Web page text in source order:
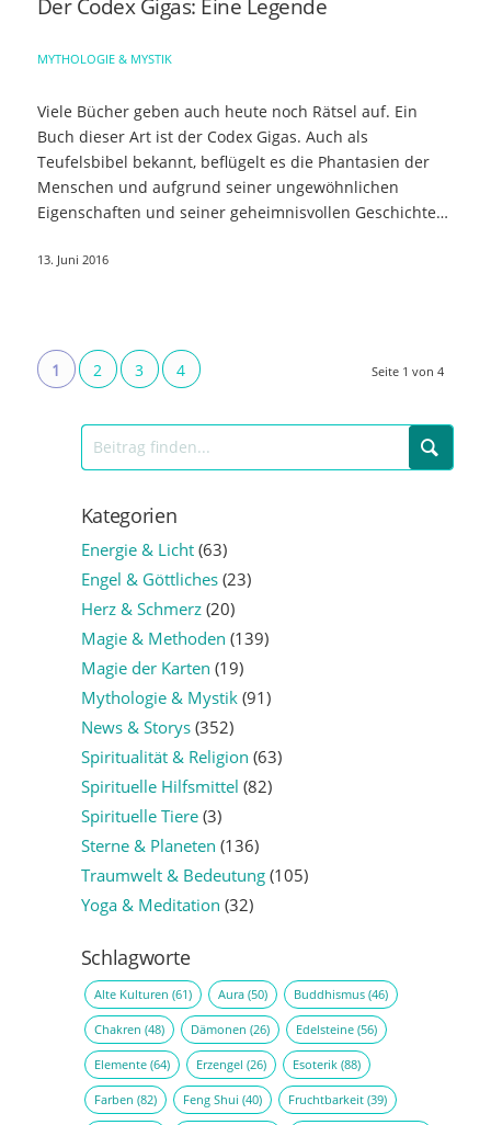
Der Codex Gigas: Eine Legende
MYTHOLOGIE & MYSTIK
Viele Bücher geben auch heute noch Rätsel auf. Ein
Buch dieser Art ist der Codex Gigas. Auch als
Teufelsbibel bekannt, beflügelt es die Phantasien der
Menschen und aufgrund seiner ungewöhnlichen
Eigenschaften und seiner geheimnisvollen Geschichte…
13. Juni 2016
Seite 1 von 4
1 2 3 4
Kategorien
Energie & Licht(63)
Engel & Göttliches(23)
Herz & Schmerz(20)
Magie & Methoden (139)
Magie der Karten (19)
Mythologie & Mystik(91)
News & Storys(352)
Spiritualität & Religion (63)
Spirituelle Hilfsmittel (82)
Spirituelle Tiere(3)
Sterne & Planeten (136)
Traumwelt & Bedeutung(105)
Yoga & Meditation (32)
Schlagworte
Alte Kulturen (61) Aura(50) Buddhismus(46)
Chakren (48) Dämonen (26) Edelsteine(56)
Elemente(64) Erzengel (26) Esoterik(88)
Farben (82) Feng Shui (40) Fruchtbarkeit(39)